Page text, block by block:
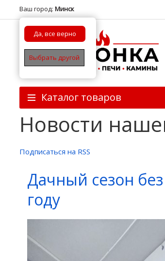
Ваш город: Минск
Да, все верно
Выбрать другой
Каталог товаров
Новости
Подписаться на RSS
Дачный сезон
году